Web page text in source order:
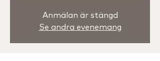
Anmälan är stängd
Se andra evenemang